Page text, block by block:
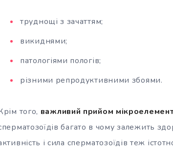
труднощі з зачаттям;
викиднями;
патологіями пологів;
різними репродуктивними збоями.
того, важливий прийом
багато в чому залежить
і сила сперматозоїдів теж